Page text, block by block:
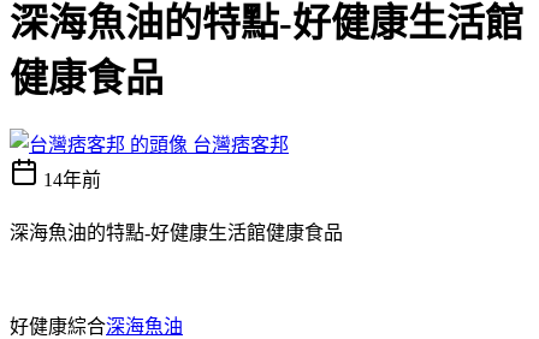
深海魚油的特點-好健康生活館
健康食品
台灣痞客邦
14年前
深海魚油的特點-好健康生活館健康食品
好健康綜合深海魚油